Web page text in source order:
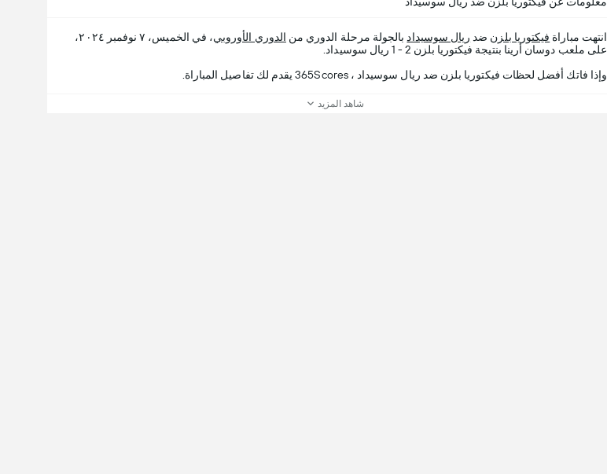
انتهت مباراة فيكتوريا بلزن ضد ريال سوسيداد بالجولة مرحلة الدوري من الدوري الأوروبي
، في الخميس، ٧ نوفمبر ٢٠٢٤،
على ملعب دوسان أرينا بنتيجة فيكتوريا بلزن 2 - 1 ريال سوسيداد.
وإذا فاتك أفضل لحظات فيكتوريا بلزن ضد ريال سوسيداد ، 365Scores يقدم لك تفاصيل المباراة.
شاهد المزيد